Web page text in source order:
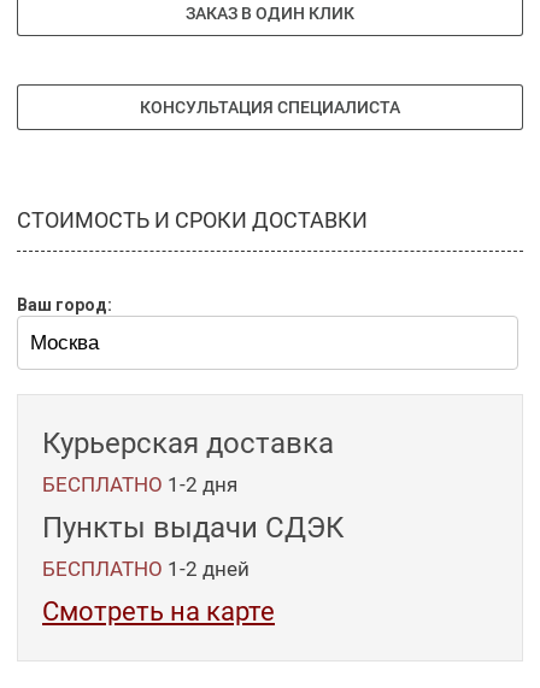
ЗАКАЗ В ОДИН КЛИК
КОНСУЛЬТАЦИЯ СПЕЦИАЛИСТА
СТОИМОСТЬ И СРОКИ ДОСТАВКИ
Ваш город:
Курьерская доставка
БЕСПЛАТНО 1-2 дня
Пункты выдачи СДЭК
БЕСПЛАТНО 1-2 дней
Смотреть на карте